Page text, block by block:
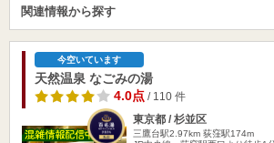
関連情報から探す
今空いています
天然温泉 なごみの湯
4.0点/ 110 件
東京都 / 杉並区
三鷹台駅2.97km 荻窪駅174m